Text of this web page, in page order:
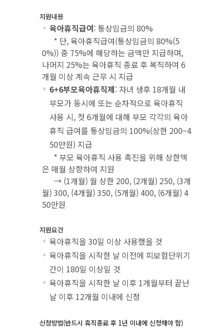
지원내용
육아휴직급여: 통상임금의 80%
* 단, 육아휴직급여(통상임금의 80%(5
0%)) 중 75%에 해당하는 금액만 지급하며,
나머지 25%는 육아휴직 종료 후 복직하여 6
개월 이상 계속 근무 시 지급
6+6부모육아휴직제: 자녀 생후 18개월 내
부모가 동시에 또는 순차적으로 육아휴직
사용 시, 첫 6개월에 대해 부모 각각의 육아
휴직 급여를 통상임금의 100%(상한 200~4
50만원) 지급
* 부모 육아휴직 사용 촉진을 위해 상한액
은 매월 상향하여 지원
→ (1개월) 월 상한 200, (2개월) 250, (3개
월) 300, (4개월) 350, (5개월) 400, (6개월) 4
50만원
지원요건
육아휴직을 30일 이상 사용했을 것
육아휴직을 시작한 날 이전에 피보험단위기
간이 180일 이상일 것
육아휴직을 시작한 날 이후 1개월부터 끝난
날 이후 12개월 이내에 신청
신청방법(반드시 휴직종료 후 1년 이내에 신청해야 함)